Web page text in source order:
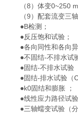
（8）体变0~250 ml
（9）配套流变三轴
●B检测；
●反压饱和试验；
●各向同性和各向异
●不固结-不排水试验
●固结-不排水试验（
●固结-排水试验（C-
●k0固结和膨胀 ；
●线性应力路径试验
●三轴蠕变试验（分